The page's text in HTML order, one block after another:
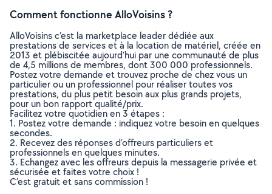
Comment fonctionne AlloVoisins ?
AlloVoisins c’est la marketplace leader dédiée aux
prestations de services et à la location de matériel, créée en
2013 et plébiscitée aujourd’hui par une communauté de plus
de 4,5 millions de membres, dont 300 000 professionnels.
Postez votre demande et trouvez proche de chez vous un
particulier ou un professionnel pour réaliser toutes vos
prestations, du plus petit besoin aux plus grands projets,
pour un bon rapport qualité/prix.
Facilitez votre quotidien en 3 étapes :
1. Postez votre demande : indiquez votre besoin en quelques
secondes.
2. Recevez des réponses d’offreurs particuliers et
professionnels en quelques minutes.
3. Echangez avec les offreurs depuis la messagerie privée et
sécurisée et faites votre choix !
C’est gratuit et sans commission !